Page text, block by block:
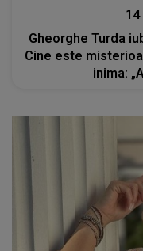
Gheorghe Turda
Cine este
inima: